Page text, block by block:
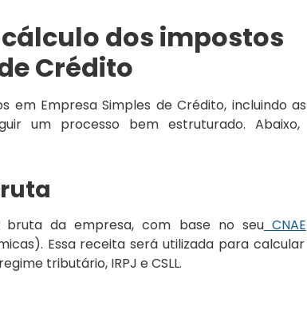
dos impostos
Crédito
Empresa Simples de Crédito, incluindo as
um processo bem estruturado. Abaixo,
da empresa, com base no seu CNAE
Essa receita será utilizada para calcular
tributário, IRPJ e CSLL.